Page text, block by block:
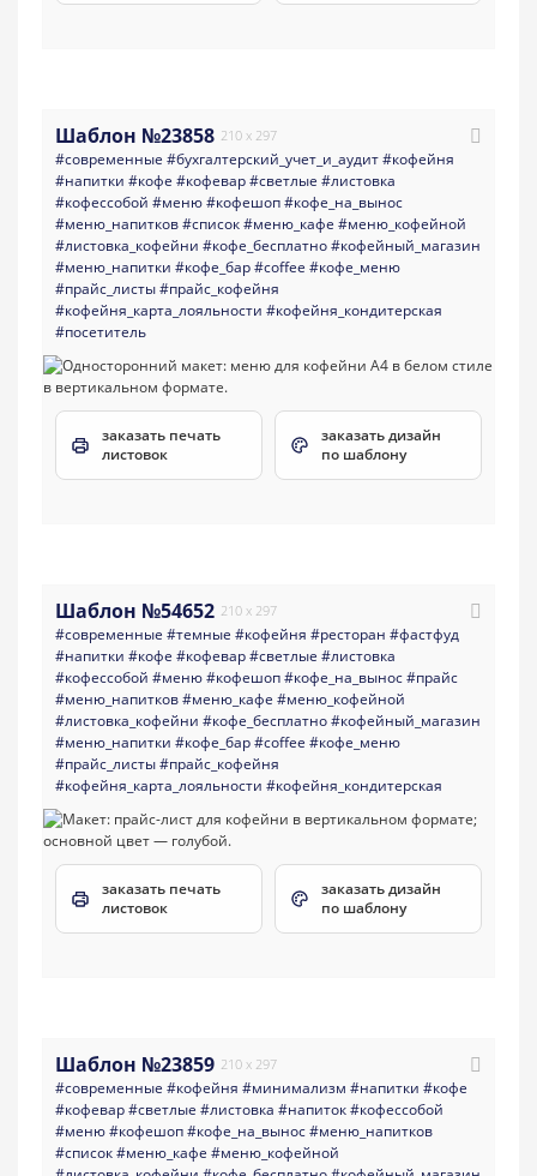
Шаблон №23858 210 x 297
#современные #бухгалтерский_учет_и_аудит#кофейня
#напитки #кофе #кофевар#светлые #листовка
#кофессобой #меню#кофешоп#кофе_на_вынос
#меню_напитков#список#меню_кафе #меню_кофейной
#листовка_кофейни #кофе_бесплатно#кофейный_магазин
#меню_напитки #кофе_бар#coffee #кофе_меню
#прайс_листы#прайс_кофейня
#кофейня_карта_лояльности #кофейня_кондитерская
#посетитель
заказать печать
листовок
заказать дизайн
по шаблону
Шаблон №54652 210 x 297
#современные #темные #кофейня #ресторан #фастфуд
#напитки #кофе #кофевар#светлые #листовка
#кофессобой #меню#кофешоп#кофе_на_вынос#прайс
#меню_напитков#меню_кафе #меню_кофейной
#листовка_кофейни #кофе_бесплатно#кофейный_магазин
#меню_напитки #кофе_бар#coffee #кофе_меню
#прайс_листы#прайс_кофейня
#кофейня_карта_лояльности #кофейня_кондитерская
заказать печать
листовок
заказать дизайн
по шаблону
Шаблон №23859 210 x 297
#современные #кофейня #минимализм #напитки #кофе
#кофевар#светлые #листовка #напиток#кофессобой
#меню#кофешоп#кофе_на_вынос#меню_напитков
#список#меню_кафе #меню_кофейной